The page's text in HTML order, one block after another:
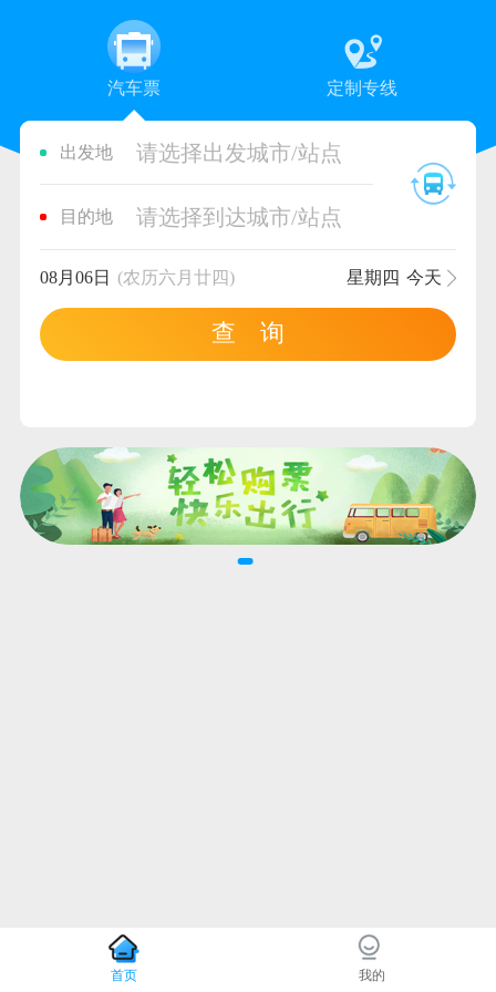
汽车票 定制专线
出发地 请选择出发城市/站点
目的地 请选择到达城市/站点
08月06日 (农历六月廿四) 星期四 今天
查 询
首页 我的